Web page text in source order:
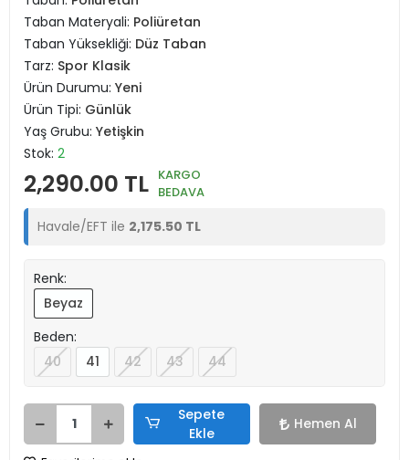
Taban Materyali: Poliüretan
Taban Yüksekliği: Düz Taban
Tarz: Spor Klasik
Ürün Durumu: Yeni
Ürün Tipi: Günlük
Yaş Grubu: Yetişkin
Stok: 2
2,290.00 TL KARGO
BEDAVA
Havale/EFT ile 2,175.50 TL
Renk:
Beyaz
Beden:
40
41 42 43 44
Sepete
Ekle
Hemen Al